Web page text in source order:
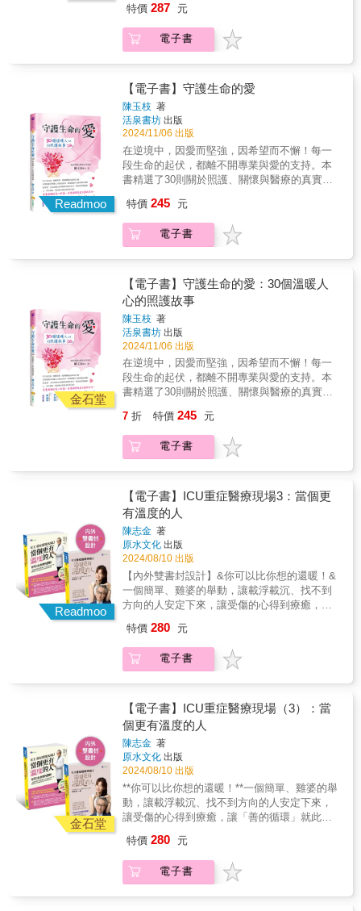
【關於安寧緩和的核心意義】 安寧治療的重點
是「舒適」。盡量減少病人的痛苦，提供足夠
的營養和水分，患者可以不吃飯，但不能不喝
滴注射提供充足的水分，能吃多少就吃多少，
營養可以推進就推進，但不要過度強迫。重點
在於舒適，只要是舒適，就是正確的作法，並
非強迫進食，也不是不讓進食。事實上，舒適
照護是一門人文藝術，我不應該將我對舒適的
定義強加於病人身上。我們有許多方法可以刺
激病人的食欲，但強迫進食絕對無助於此，所
以舒適照護是一切關鍵所在。
念改變的。──張凌昇（成功大學電機工程系教
染的環境，要不然全部死光光，器官沒有活著
的細胞，人也就活不成了……它也是一種不得
已，而這是我們自己造成的。──賴正國（上醫
健康事業全球體系董事長）癌細胞啊，它們是
一群不跟人家溝通的細胞。有很多內在的衝
去找支持，就只想要不斷擴張壯大。這是我的
理解。──林子平（彰化基督教醫院整合醫學執
行長）不論是癌症病人或肥胖患者，都不能只
依賴醫生和醫院裡的治療，自己也要在日常生
活中進行改變……調整飲食和生活習慣，包括
控制熱量、多運動、紓解壓力等等。──顏榮郎
（顏博士活力診所院長）現代世界以科學為主
訊息能量是真實的存在，身體健康是可以被心
念改變的。──張凌昇（成功大學電機工程系教
授）
青少年，與他建立關係，並藉由觀察、畫領角
設計引導固執的亞斯伯格症青少年以照顧玉蘭
花替代不被祝福的苦戀，健康地疏導其暴力行
為，化解全校師生對他的恐懼。￭透過人面蜘
體，進而接受精神&復健，直至高職畢業。￭營
造療癒森林讓銀髮族的里民，在三年的嚴峻疫
情期間有地方可安身、安心。&&&&&&&
&&&&hellip;&hellip;等。在療癒中相見！各界感
動推薦！碧凰將生態帶入醫院，透過觀察親近
萬物的生滅，讓病人體會存在與失落的本然，
讓自然的力量安撫受傷的心靈，喚起生存動
南大學社會政策與社會工作學系教授這本書是
碧凰在又一村的定點觀察成果及參與團體生命
轉折的具體描繪。&mdash;&mdash;許中光&
靈療癒的記錄者與見證者。&mdash;&mdash;
陳俊霖& 亞東紀念醫院心理健康與綠色照護科
主任我喜歡她創意的照護方式，透過綠色照護
輔助療法與生態活動，重建這些病人與自我、
他人、環境及至高者間的關係。這本書是精神
科照護與靈性護理的典範之書。
&mdash;&mdash;高美玲& 國立台北護理健康
大學教授透過阿長的分享，相信大家能更加瞭
解同理精神障礙的朋友，也能成為醫護人員身
後的守護力量。&mdash;&mdash;游竹萍& 臺
大學社會政策與社會工作學系教授許中光& 自
然工作者陳俊霖& 亞東紀念醫院心理健康與綠
色照護科主任、荒野保護協會常務監事高美玲&
動局副局長許正典& 臺安醫院身心心智科暨景
美醫院精神科主任林希陶& 高雄市立成功特殊
教育學校 臨床心理師誰需要這本書：．精神疾
病患者與家屬．精神疾病相關醫療照護人員．
關心精神照護相關議題的讀者精神疾病依據嚴
重程度可分為：嚴重型精神病：一般指思覺失
調症、妄想症、躁鬱症、情感性思覺失調症及
重度憂鬱症&hellip;&hellip;等。精神官能症：包
症、慮病症&hellip;&hellip;等。
治癒環境，更陪伴患者在精神復健中，同步一
起重返社會。這裡承載許多人生故事，更療癒
了受傷的靈魂。．綠色照護（green care）所謂
素，進行休閒或工作相關的活動，促進其身、
心、靈健康，如動物輔助治療、園藝治療、自
然體驗等。精神疾病多數是慢性病，照護者的
存在不是為病患消除疾病，而是引導病患認
識、進而接受疾病，與疾病共存，帶病生活。
透過自然體驗等綠色照護，提供精神復健者多
元的療癒環境，作者在精神醫療現場45年，以
自然生態溫柔守護受傷的心靈。￭透過為68隻毛
毛蟲搬家而自然地觸碰到有攻擊傾向的自閉症
鴞，來安撫激躁情緒，化解暴力行為的出現。￭
設計引導固執的亞斯伯格症青少年以照顧玉蘭
花替代不被祝福的苦戀，健康地疏導其暴力行
為，化解全校師生對他的恐懼。￭透過人面蜘
蛛，將瞧不起精神病友的懼學症青少女帶入團
體，進而接受精神&復健，直至高職畢業。￭營
造療癒森林讓銀髮族的里民，在三年的嚴峻疫
情期間有地方可安身、安心。&&&&&&&
&&&&hellip;&hellip;等。在療癒中相見！各界感
動推薦！碧凰將生態帶入醫院，透過觀察親近
萬物的生滅，讓病人體會存在與失落的本然，
讓自然的力量安撫受傷的心靈，喚起生存動
南大學社會政策與社會工作學系教授這本書是
碧凰在又一村的定點觀察成果及參與團體生命
轉折的具體描繪。&mdash;&mdash;許中光&
靈療癒的記錄者與見證者。&mdash;&mdash;
陳俊霖& 亞東紀念醫院心理健康與綠色照護科
主任我喜歡她創意的照護方式，透過綠色照護
輔助療法與生態活動，重建這些病人與自我、
他人、環境及至高者間的關係。這本書是精神
科照護與靈性護理的典範之書。
&mdash;&mdash;高美玲& 國立台北護理健康
大學教授透過阿長的分享，相信大家能更加瞭
解同理精神障礙的朋友，也能成為醫護人員身
後的守護力量。&mdash;&mdash;游竹萍& 臺
大學社會政策與社會工作學系教授許中光& 自
然工作者陳俊霖& 亞東紀念醫院心理健康與綠
色照護科主任、荒野保護協會常務監事高美玲&
動局副局長許正典& 臺安醫院身心心智科暨景
美醫院精神科主任林希陶& 高雄市立成功特殊
教育學校 臨床心理師誰需要這本書：．精神疾
病患者與家屬．精神疾病相關醫療照護人員．
關心精神照護相關議題的讀者精神疾病依據嚴
重程度可分為：嚴重型精神病：一般指思覺失
調症、妄想症、躁鬱症、情感性思覺失調症及
重度憂鬱症&hellip;&hellip;等。精神官能症：包
症、慮病症&hellip;&hellip;等。
特價 287 元
電子書
Readmoo
【電子書】守護生命的愛
陳玉枝 著
活泉書坊 出版
2024/11/06 出版
在逆境中，因愛而堅強，因希望而不懈！每一
段生命的起伏，都離不開專業與愛的支持。本
書精選了30則關於照護、關懷與醫療的真實故
來的挑戰。透過這些故事，我們看到家屬如何
在病榻旁陪伴，也看到護理人員如何運用專業
知識與創意方法，為病人提供全方位的照護。
至親病痛時的無悔抉擇與深刻情感，例如如何
陪伴記憶模糊的親人、安頓長輩的餘生，以及
尊重病人的最後願望。第二篇則著重於護理師
的實務經驗與專業奉獻，包括應用創新及科學
方法，為病患減輕病痛、預防感染、促進睡眠
及如何在困境中提供心理支持，改善病患生活
品質，以及如何在病人的最後旅程中成為依靠
的守護天使。本書不只是醫療與照護的記錄，
更是關於如何運用專業知識提升照護品質。願
將本書獻給每一位面對病痛的家庭成員和醫療
們。本書特色： 感人至深：真實故事刻劃出
生命最真摯的情感與人性，讓人不禁動容。
知識豐富：不僅分享感人的故事，更提供護理
對於正面臨病痛或陪伴病人的讀者，書中提供
了實際可行的經驗分享。 適合各類讀者：無
論是護理師、家屬還是病人，都能從中找到共
鳴與力量。 醫護教育必備：作為護理教育素
材，能幫助提升醫護人員的專業素養與同理
心。用真心守護，溫暖病患心靈，在醫病路程
中傳遞無限希望！
特價 245 元
電子書
金石堂
【電子書】守護生命的愛：30個溫暖人
心的照護故事
陳玉枝 著
活泉書坊 出版
2024/11/06 出版
在逆境中，因愛而堅強，因希望而不懈！每一
段生命的起伏，都離不開專業與愛的支持。本
書精選了30則關於照護、關懷與醫療的真實故
來的挑戰。透過這些故事，我們看到家屬如何
在病榻旁陪伴，也看到護理人員如何運用專業
知識與創意方法，為病人提供全方位的照護。
至親病痛時的無悔抉擇與深刻情感，例如如何
陪伴記憶模糊的親人、安頓長輩的餘生，以及
尊重病人的最後願望。第二篇則著重於護理師
的實務經驗與專業奉獻，包括應用創新及科學
方法，為病患減輕病痛、預防感染、促進睡眠
及如何在困境中提供心理支持，改善病患生活
品質，以及如何在病人的最後旅程中成為依靠
的守護天使。本書不只是醫療與照護的記錄，
更是關於如何運用專業知識提升照護品質。願
將本書獻給每一位面對病痛的家庭成員和醫療
們。本書特色： 感人至深：真實故事刻劃出
生命最真摯的情感與人性，讓人不禁動容。
知識豐富：不僅分享感人的故事，更提供護理
對於正面臨病痛或陪伴病人的讀者，書中提供
了實際可行的經驗分享。 適合各類讀者：無
論是護理師、家屬還是病人，都能從中找到共
鳴與力量。 醫護教育必備：作為護理教育素
材，能幫助提升醫護人員的專業素養與同理
心。用真心守護，溫暖病患心靈，在醫病路程
中傳遞無限希望！
7 折 特價 245 元
電子書
Readmoo
【電子書】ICU重症醫療現場3：當個更
有溫度的人
陳志金 著
原水文化 出版
2024/08/10 出版
【內外雙書封設計】&你可以比你想的還暖！&
一個簡單、雞婆的舉動，讓載浮載沉、找不到
方向的人安定下來，讓受傷的心得到療癒，讓
我們都可以選擇，當一個更有溫度的人**來來去
去的病人，是最好的同理心教材。讓人逐漸學
會「解讀」那些看了一頭霧水的舉動，讓人深
那些用「心眼」才看得見的隱藏版需求&「我們
想要開車把他載回去。」同理家屬的為難&「你
明明說可以轉病房了！」等床等到生氣的阿嬤
&「具體怎麼做，我給你建議。」一體適用的老
公處方箋&★好好說再見_那些沒有準備卻必須
面對的揪心時刻&「你照顧過往生的病人嗎？」
ICU的第三種選擇&「等等，還有一個人要
來！」家屬到了，才可以死？&「我喜歡這樣的
醫病關係。」阿嬤合起來的嘴巴&★遺憾，是一
種禮物_那些不存在的早知道與必須被理解的決
&「你會CPR 嗎？」就事論事的殺傷力&「她能
撐到母親節嗎？」最後一個「有母親的節」&★
刻在我心裡的名字_那些為我的人生持續加溫的
特價 280 元
電子書
金石堂
【電子書】ICU重症醫療現場（3）：當
個更有溫度的人
陳志金 著
原水文化 出版
2024/08/10 出版
**你可以比你想的還暖！**一個簡單、雞婆的舉
動，讓載浮載沉、找不到方向的人安定下來，
讓受傷的心得到療癒，讓「善的循環」就此展
一個更有溫度的人**&來來去去的病人，是最好
的同理心教材。讓人逐漸學會「解讀」那些看
了一頭霧水的舉動，讓人深刻體會醫療不只是
特價 280 元
電子書